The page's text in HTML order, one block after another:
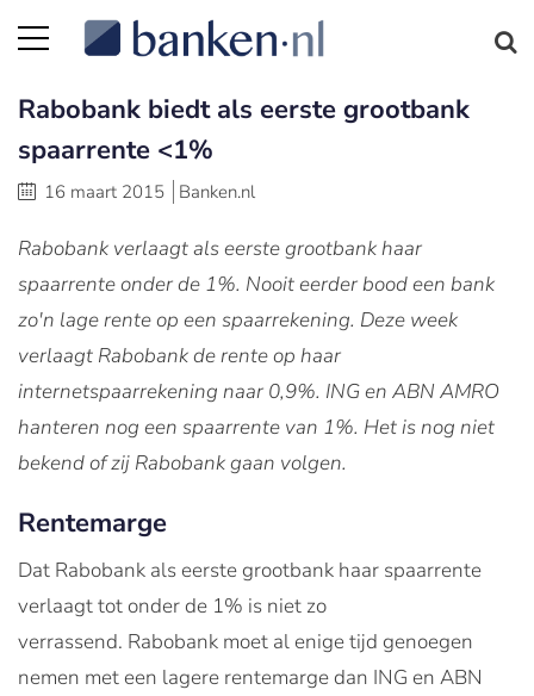
Rabobank biedt als eerste grootbank
spaarrente <1%
16 maart 2015 Banken.nl
Rabobank verlaagt als eerste grootbank haar
spaarrente onder de 1%. Nooit eerder bood een bank
zo'n lage rente op een spaarrekening. Deze week
verlaagt Rabobank de rente op haar
internetspaarrekening naar 0,9%. ING en ABN AMRO
hanteren nog een spaarrente van 1%. Het is nog niet
bekend of zij Rabobank gaan volgen.
Rentemarge
Dat Rabobank als eerste grootbank haar spaarrente
verlaagt tot onder de 1% is niet zo
verrassend. Rabobank moet al enige tijd genoegen
nemen met een lagere rentemarge dan ING en ABN